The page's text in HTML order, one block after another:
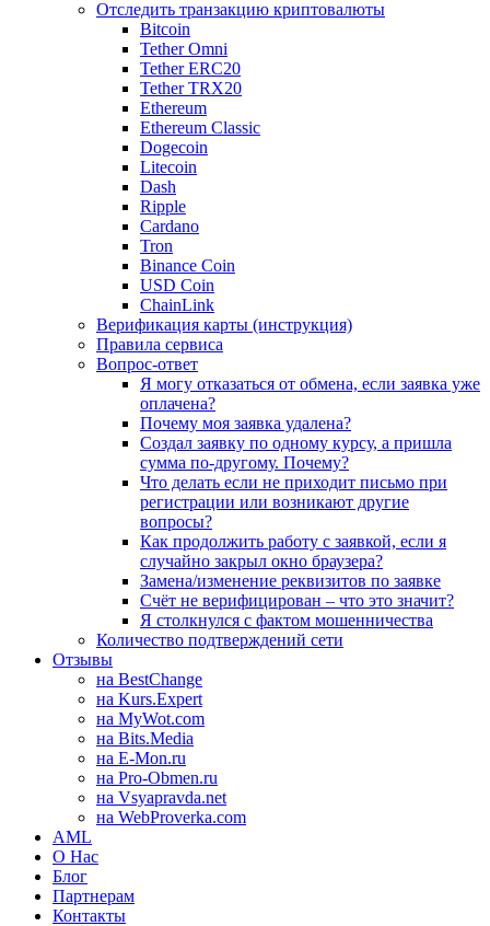
Отследить транзакцию криптовалюты
Bitcoin
Tether Omni
Tether ERC20
Tether TRX20
Ethereum
Ethereum Classic
Dogecoin
Litecoin
Dash
Ripple
Cardano
Tron
Binance Coin
USD Coin
ChainLink
Верификация карты (инструкция)
Правила сервиса
Вопрос-ответ
Я могу отказаться от обмена, если заявка уже
оплачена?
Почему моя заявка удалена?
Создал заявку по одному курсу, а пришла
сумма по-другому. Почему?
Что делать если не приходит письмо при
регистрации или возникают другие
вопросы?
Как продолжить работу с заявкой, если я
случайно закрыл окно браузера?
Замена/изменение реквизитов по заявке
Счёт не верифицирован – что это значит?
Я столкнулся с фактом мошенничества
Количество подтверждений сети
Отзывы
на BestChange
на Kurs.Expert
на MyWot.com
на Bits.Media
на E-Mon.ru
на Pro-Obmen.ru
на Vsyapravda.net
на WebProverka.com
AML
О Нас
Блог
Партнерам
Контакты